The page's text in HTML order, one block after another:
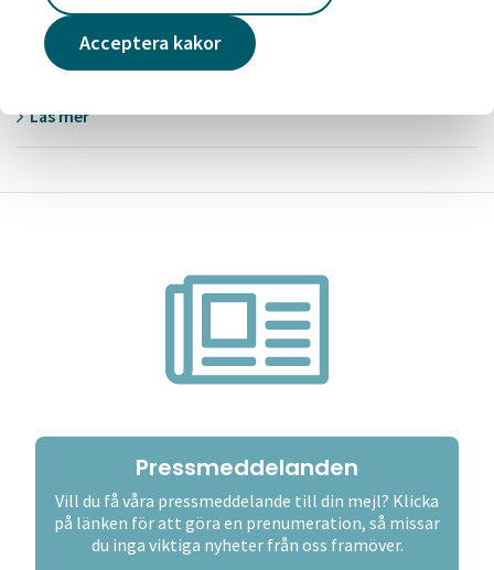
Acceptera kakor
2021-06-28
Läs mer
Pressmeddelanden
Vill du få våra pressmeddelande till din mejl? Klicka
på länken för att göra en prenumeration, så missar
du inga viktiga nyheter från oss framöver.